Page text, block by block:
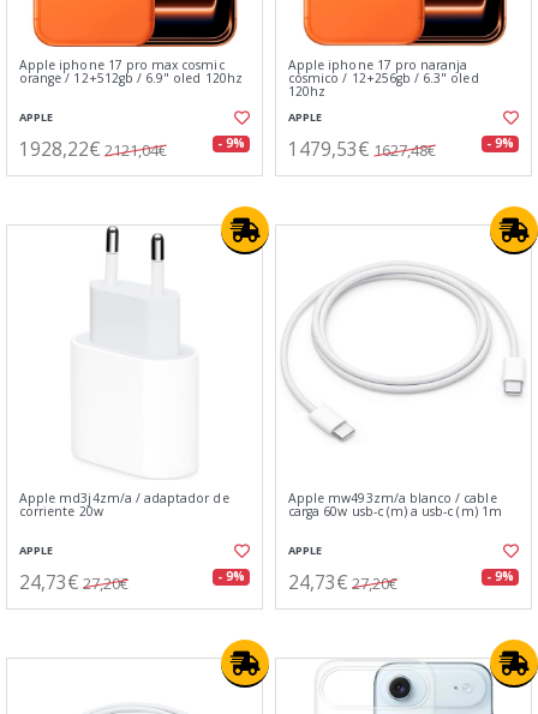
Apple iphone 17 pro max cosmic
orange / 12+512gb / 6.9" oled 120hz
APPLE
1928,22€ 2121,04€ - 9%
Apple iphone 17 pro naranja
cósmico / 12+256gb / 6.3" oled
120hz
APPLE
1479,53€ 1627,48€ - 9%
Apple md3j4zm/a / adaptador de
corriente 20w
APPLE
24,73€ 27,20€ - 9%
Apple mw493zm/a blanco / cable
carga 60w usb-c (m) a usb-c (m) 1m
APPLE
24,73€ 27,20€ - 9%